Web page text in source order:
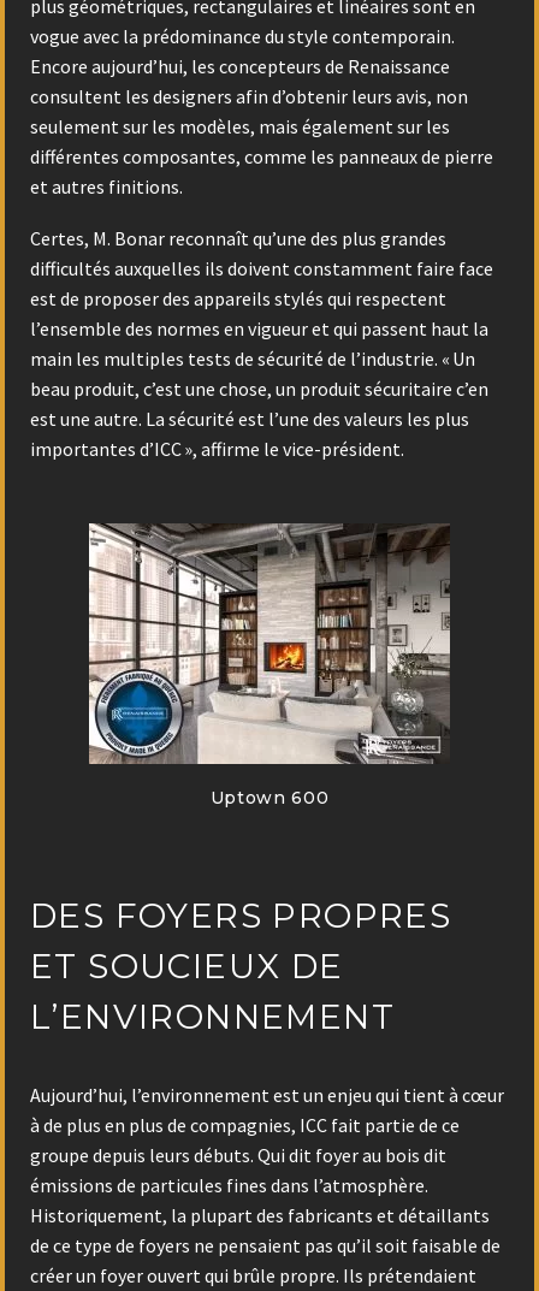
plus géométriques, rectangulaires et linéaires sont en
vogue avec la prédominance du style contemporain.
Encore aujourd’hui, les concepteurs de Renaissance
consultent les designers afin d’obtenir leurs avis, non
seulement sur les modèles, mais également sur les
différentes composantes, comme les panneaux de pierre
et autres finitions.
Certes, M. Bonar reconnaît qu’une des plus grandes
difficultés auxquelles ils doivent constamment faire face
est de proposer des appareils stylés qui respectent
l’ensemble des normes en vigueur et qui passent haut la
main les multiples tests de sécurité de l’industrie. « Un
beau produit, c’est une chose, un produit sécuritaire c’en
est une autre. La sécurité est l’une des valeurs les plus
importantes d’ICC », affirme le vice-président.
Uptown 600
DES FOYERS PROPRES
ET SOUCIEUX DE
L’ENVIRONNEMENT
Aujourd’hui, l’environnement est un enjeu qui tient à cœur
à de plus en plus de compagnies, ICC fait partie de ce
groupe depuis leurs débuts. Qui dit foyer au bois dit
émissions de particules fines dans l’atmosphère.
Historiquement, la plupart des fabricants et détaillants
de ce type de foyers ne pensaient pas qu’il soit faisable de
créer un foyer ouvert qui brûle propre. Ils prétendaient